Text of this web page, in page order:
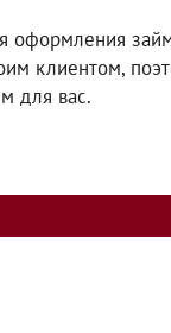
клиентом,
для вас.